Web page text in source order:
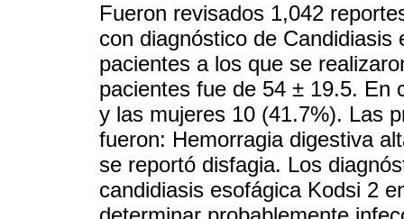
Fueron revisados 1,042
con diagnóstico de
pacientes a los que se
pacientes fue de 54 ± 19.5. En
y las mujeres 10 (41.7%). Las
fueron: Hemorragia digestiva
se reportó disfagia. Los
candidiasis esofágica Kodsi 2